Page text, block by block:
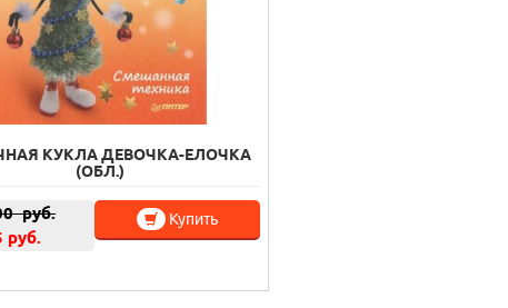
КУКЛА ДЕВОЧКА-ЕЛОЧКА
(ОБЛ.)
руб.
руб.
Купить